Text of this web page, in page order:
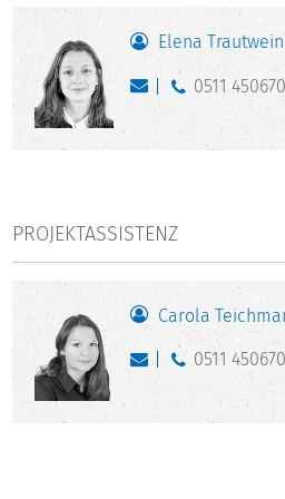
für wissenschaftliche
institutsexternen
über das
Entscheidungsträger*innen über
Verfügung gestellt.
Das Projekt ist als längerfristiges
der Entwicklung des Multi-
Forschung und Berichterstattung
Nachwuchs vom
Postdoc-Phase bis zur
Elena Trautwein
0511
PROJEKTASSISTENZ
Carola
0511